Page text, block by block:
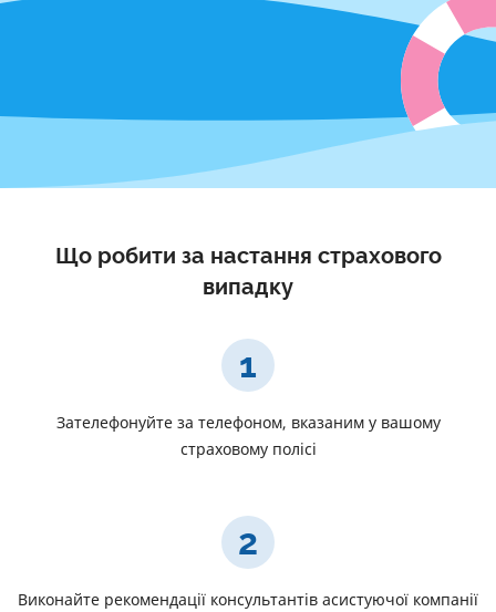
Що робити за настання страхового
випадку
1
Зателефонуйте за телефоном, вказаним у вашому
страховому полісі
2
Виконайте рекомендації консультантів асистуючої компанії